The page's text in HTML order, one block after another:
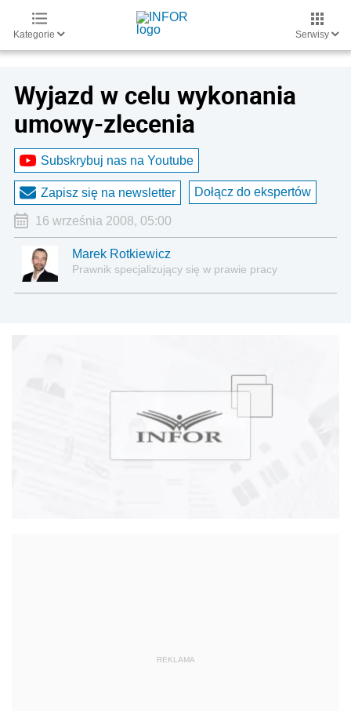
Kategorie Serwisy
Wyjazd w celu wykonania
umowy-zlecenia
Subskrybuj nas na Youtube
Zapisz się na newsletter Dołącz do ekspertów
16 września 2008, 05:00
Marek Rotkiewicz
Prawnik specjalizujący się w prawie pracy